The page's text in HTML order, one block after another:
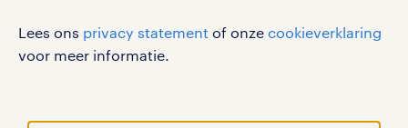
Lees ons privacy statement of onze cookieverklaring
voor meer informatie.